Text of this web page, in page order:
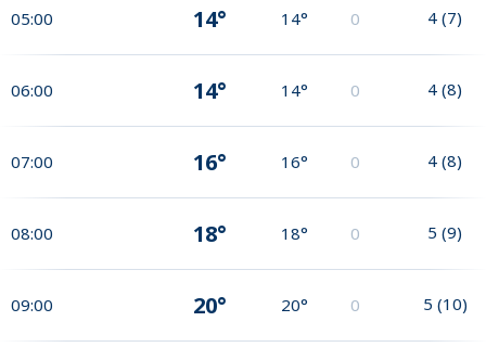
05:00 14° 14° 0 4 (7)
06:00 14° 14° 0 4 (8)
07:00 16° 16° 0 4 (8)
08:00 18° 18° 0 5 (9)
09:00 20° 20° 0 5 (10)